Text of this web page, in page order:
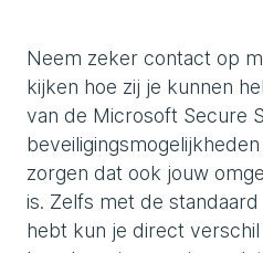
Neem zeker contact op
kijken hoe zij je kunnen
van de Microsoft Secure
zorgen dat ook jouw
is. Zelfs met de
hebt kun je direct